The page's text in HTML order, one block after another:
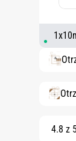
4.8 z